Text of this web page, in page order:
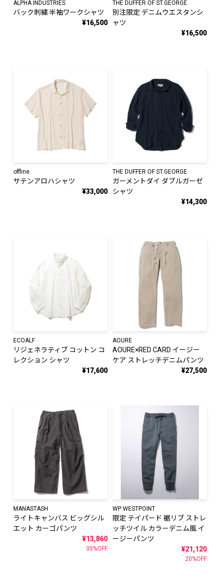
ALPHA INDUSTRIES
バック刺繍 半袖ワークシャツ
¥16,500
THE DUFFER OF ST.GEORGE
別注限定 デニムウエスタンシ
ャツ
¥16,500
offline.
サテンアロハシャツ
¥33,000
THE DUFFER OF ST.GEORGE
ガーメントダイ ダブルガーゼ
シャツ
¥14,300
ECOALF
リジェネラティブ コットン コ
レクション シャツ
¥17,600
AOURE
AOURE×RED CARD イージー
ケア ストレッチデニムパンツ
¥27,500
MANASTASH
ライトキャンバス ビッグシル
エット カーゴパンツ
¥13,860
30%OFF
WP WESTPOINT
限定 テイパード 裾リブ ストレ
ッチツイル カラーデニム風 イ
ージーパンツ
¥21,120
20%OFF